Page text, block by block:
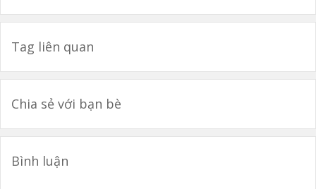
Tag liên quan
Chia sẻ với bạn bè
Bình luận